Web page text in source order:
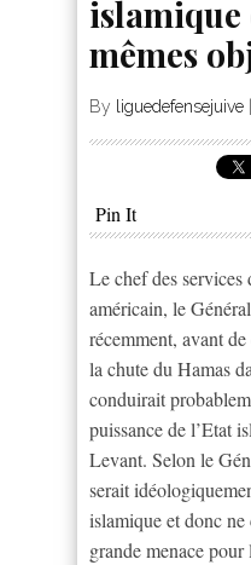
islamique
mêmes
By liguedefensejuive
Pin It
Le chef des services
américain, le
récemment, avant
la chute du Hamas
conduirait
puissance de l’Etat
Levant. Selon le
serait
islamique et donc
grande menace